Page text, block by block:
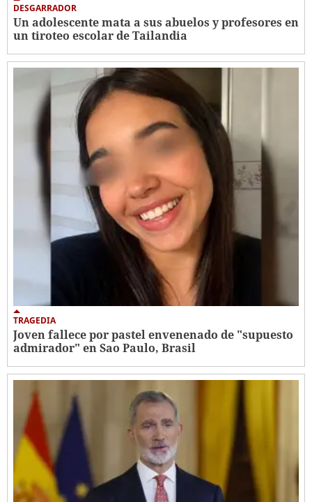
DESGARRADOR
Un adolescente mata a sus abuelos y profesores en
un tiroteo escolar de Tailandia
TRAGEDIA
Joven fallece por pastel envenenado de "supuesto
admirador" en Sao Paulo, Brasil